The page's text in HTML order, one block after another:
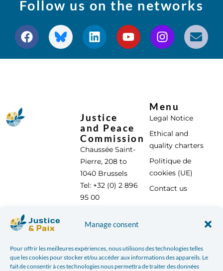
Manage consent
Pour offrir les meilleures expériences, nous utilisons des technologies telles
que les cookies pour stocker et/ou accéder aux informations des appareils. Le
fait de consentir à ces technologies nous permettra de traiter des données
Follow us on the networks
Justice
and Peace
Commission
Chaussée Saint-
Pierre, 208 to
1040 Brussels
Tel: +32 (0) 2 896
95 00
Menu
Legal Notice
Ethical and
quality charters
Politique de
cookies (UE)
Contact us
With the support of :